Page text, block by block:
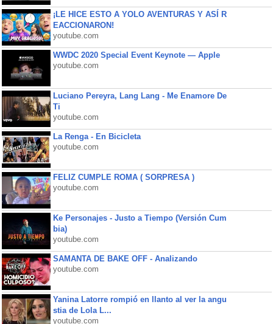
¡LE HICE ESTO A YOLO AVENTURAS Y ASÍ R
EACCIONARON!
youtube.com
WWDC 2020 Special Event Keynote — Apple
youtube.com
Luciano Pereyra, Lang Lang - Me Enamore De
Ti
youtube.com
La Renga - En Bicicleta
youtube.com
FELIZ CUMPLE ROMA ( SORPRESA )
youtube.com
Ke Personajes - Justo a Tiempo (Versión Cum
bia)
youtube.com
SAMANTA DE BAKE OFF - Analizando
youtube.com
Yanina Latorre rompió en llanto al ver la angu
stia de Lola L...
youtube.com